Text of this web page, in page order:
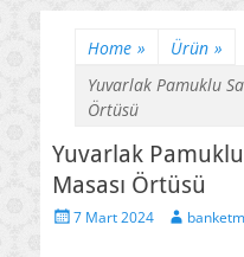
Home » Ürün »
Yuvarlak Pamuklu
Örtüsü
Yuvarlak
Masası Örtüsü
Posted7 Mart 2024 Author